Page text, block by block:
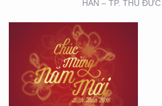
HÂN – TP. THỦ
HỘI NGHỊ KHOA HỌC
DA LIỄU MIỀN NAM 2020
(BOOTH TRANFA)